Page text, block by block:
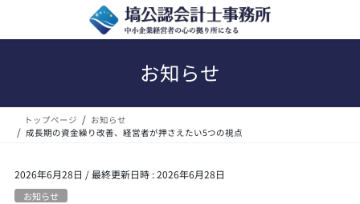
テ
ス
ゲ
ン
お知らせ
トップページ
お知らせ
成長期の資金繰り改善、経営者が押さえたい5つの視点
2026年6月28日 / 最終更新日時 :2026年6月28日
お知らせ